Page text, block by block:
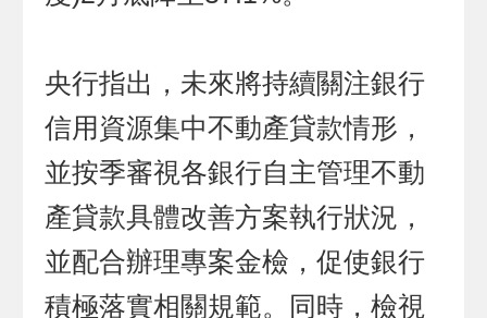
央行指出，未來將持續關注銀行
信用資源集中不動產貸款情形，
並按季審視各銀行自主管理不動
產貸款具體改善方案執行狀況，
並配合辦理專案金檢，促使銀行
積極落實相關規範。同時，檢視